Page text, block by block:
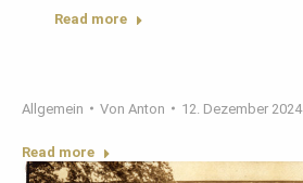
Read more
Allgemein Von Anton 12. Dezember 2024
Read more